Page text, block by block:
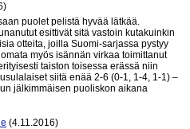
puolet pelistä hyvää lätkää.
esittivät sitä vastoin kutakuinkin
otteita, joilla Suomi-sarjassa pystyy
myös isännän virkaa toimittanut
taiston toisessa erässä niin
siitä enää 2-6 (0-1, 1-4, 1-1) –
jälkimmäisen puoliskon aikana
(4.11.2016)